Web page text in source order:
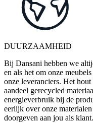
DUURZAAMHEID
Bij Dansani hebben we
en als het om onze
onze leveranciers. Het
aandeel gerecycled
energieverbruik bij de
eerlijk over onze
doorgeven aan jou als klant.